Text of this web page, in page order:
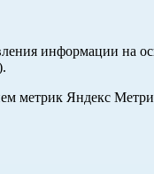
информации на
метрик Яндекс